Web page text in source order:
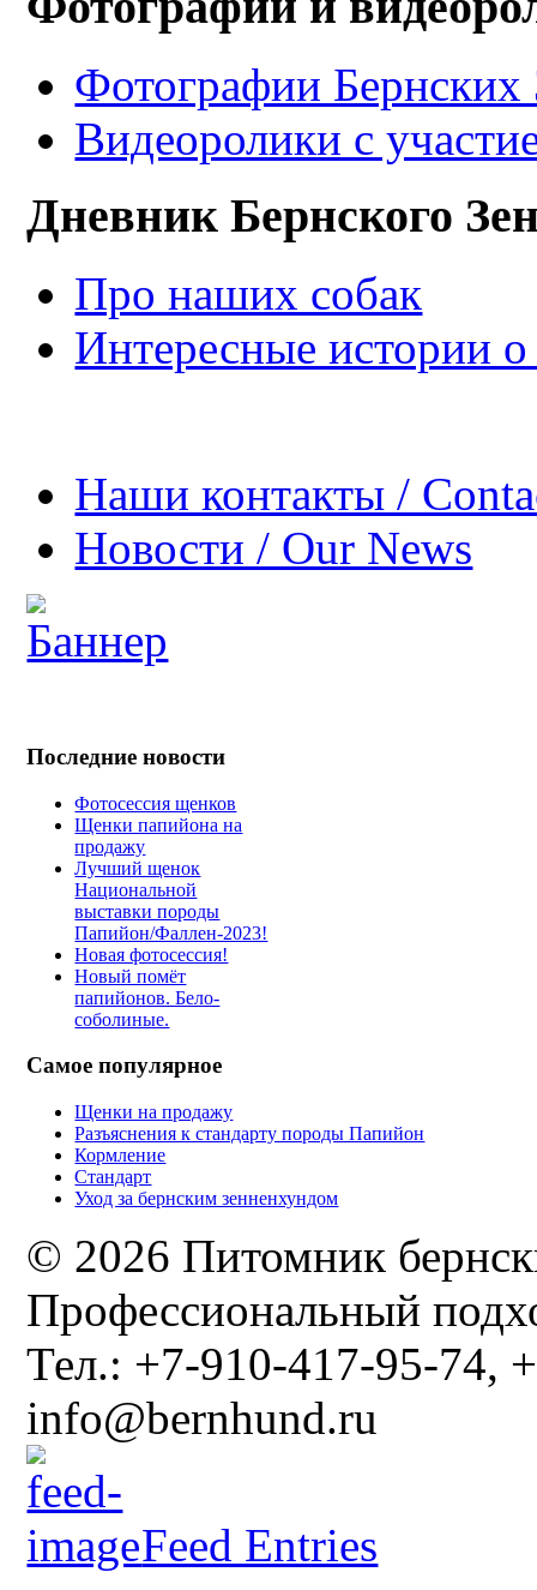
Фотографии
Видеоролики с
Дневник Бернского
Про наших собак
Интересные истории
Наши контакты /
Новости / Our News
Последние новости
Фотосессия щенков
Щенки папийона на
продажу
Лучший щенок
Национальной
выставки породы
Папийон/Фаллен-2023!
Новая фотосессия!
Новый помёт
папийонов. Бело-
соболиные.
Самое популярное
Щенки на продажу
Разъяснения к стандарту породы Папийон
Кормление
Стандарт
Уход за бернским зенненхундом
© 2026 Питомник
Профессиональный
Тел.: +7-910-417-95-74,
info@bernhund.ru
Feed Entries